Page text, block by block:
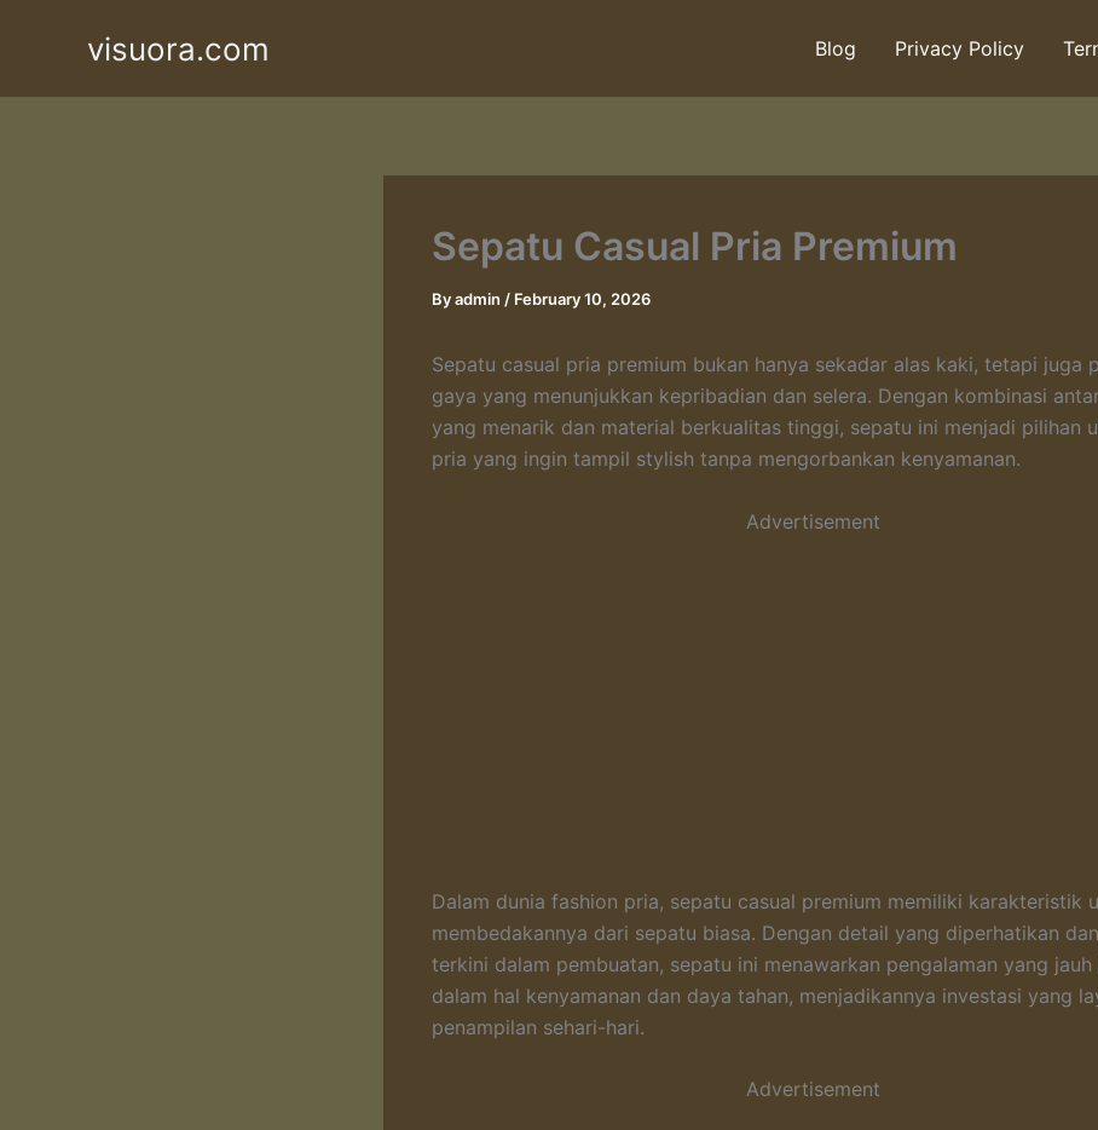
visuora.com Blog Privacy Policy
Sepatu Casual Pria Premium
Byadmin / February 10, 2026
Sepatu casual pria premium bukan hanya sekadar alas kaki, tetapi juga
gaya yang menunjukkan kepribadian dan selera. Dengan kombinasi
yang menarik dan material berkualitas tinggi, sepatu ini menjadi pilihan
pria yang ingin tampil stylish tanpa mengorbankan kenyamanan.
Advertisement
Dalam dunia fashion pria, sepatu casual premium memiliki karakteristik
membedakannya dari sepatu biasa. Dengan detail yang diperhatikan
terkini dalam pembuatan, sepatu ini menawarkan pengalaman yang
dalam hal kenyamanan dan daya tahan, menjadikannya investasi yang
penampilan sehari-hari.
Advertisement